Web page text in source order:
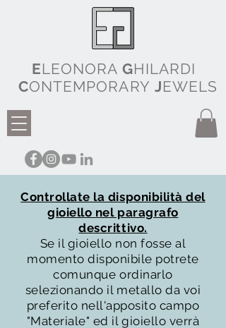
ELEONORA GHILARDI
CONTEMPORARY JEWELS
Controllate la disponibilità del
gioiello nel paragrafo
descrittivo.
Se il gioiello non fosse al
momento disponibile potrete
comunque ordinarlo
selezionando il metallo da voi
preferito nell'apposito campo
"Materiale" ed il gioiello verrà